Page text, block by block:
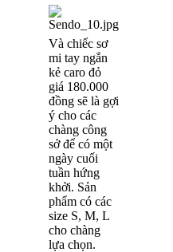
Và chiếc sơ
mi tay ngắn
kẻ caro đỏ
giá 180.000
đồng sẽ là gợi
ý cho các
chàng công
sở để có một
ngày cuối
tuần hứng
khởi. Sản
phẩm có các
size S, M, L
cho chàng
lựa chọn.